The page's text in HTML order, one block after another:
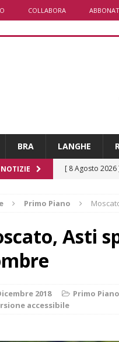
COLLABORA
BRA LANGHE
[ 8 Agosto 2026
[ 8 Agosto
LANGHE
[ 8 Agosto 2026 ]
paese attivo
Primo Piano
Asti
2018 Primo Piano
accessibile